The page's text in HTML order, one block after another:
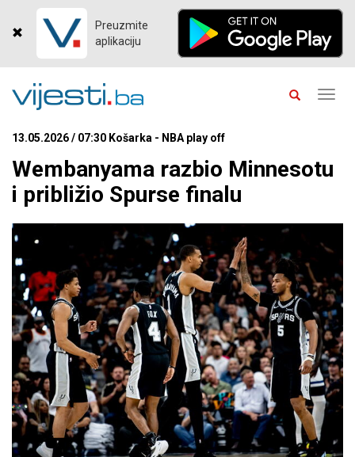
Preuzmite
aplikaciju
13.05.2026 / 07:30 Košarka - NBA play off
Wembanyama razbio Minnesotu
i približio Spurse finalu